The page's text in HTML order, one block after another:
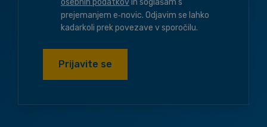
osebnih podatkovin soglašam s
prejemanjem e‑novic. Odjavim se lahko
kadarkoli prek povezave v sporočilu.
Prijavite se